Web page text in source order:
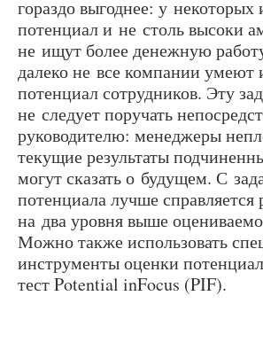
гораздо выгоднее: у некоторых
потенциал и не столь высоки
не ищут более денежную
далеко не все компании умеют
потенциал сотрудников. Эту
не следует поручать
руководителю: менеджеры
текущие результаты
могут сказать о будущем. С
потенциала лучше справляется
на два уровня выше
Можно также использовать
инструменты оценки
тест Potential inFocus (PIF).